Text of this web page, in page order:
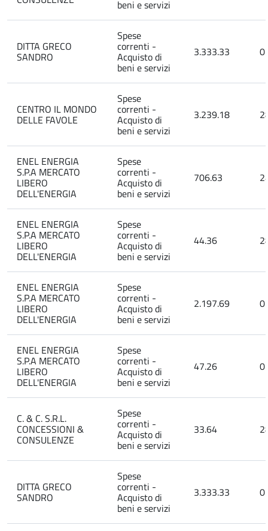
beni e servizi
DITTA GRECO
SANDRO
Spese
correnti -
Acquisto di
beni e servizi
3.333.33
CENTRO IL MONDO
DELLE FAVOLE
Spese
correnti -
Acquisto di
beni e servizi
3.239.18
ENEL ENERGIA
S.P.A MERCATO
LIBERO
DELL'ENERGIA
Spese
correnti -
Acquisto di
beni e servizi
706.63
ENEL ENERGIA
S.P.A MERCATO
LIBERO
DELL'ENERGIA
Spese
correnti -
Acquisto di
beni e servizi
44.36
ENEL ENERGIA
S.P.A MERCATO
LIBERO
DELL'ENERGIA
Spese
correnti -
Acquisto di
beni e servizi
2.197.69
ENEL ENERGIA
S.P.A MERCATO
LIBERO
DELL'ENERGIA
Spese
correnti -
Acquisto di
beni e servizi
47.26
C. & C. S.R.L.
CONCESSIONI &
CONSULENZE
Spese
correnti -
Acquisto di
beni e servizi
33.64
DITTA GRECO
SANDRO
Spese
correnti -
Acquisto di
beni e servizi
3.333.33